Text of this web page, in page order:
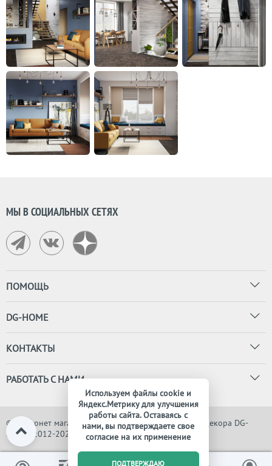
МЫ В СОЦИАЛЬНЫХ СЕТЯХ
ПОМОЩЬ
DG-HOME
КОНТАКТЫ
РАБОТАТЬ С НАМИ
© Интернет магазин дизайнерской мебели, света и декора DG-
HOME, 2012-2026. Все права защищены
0
Используем файлы cookie и
Яндекс.Метрику для улучшения
работы сайта. Оставаясь с
нами, вы подтверждаете свое
согласие на их применение
ПОДТВЕРЖДАЮ